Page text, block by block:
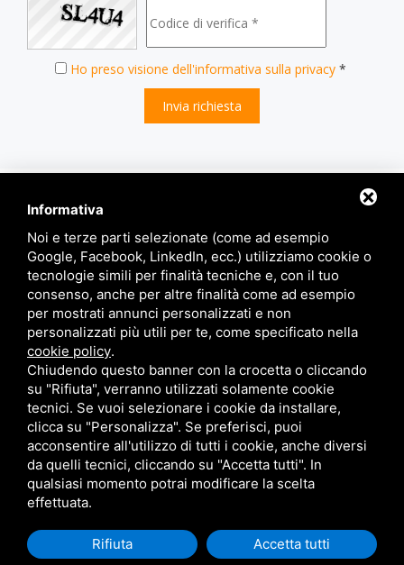
Ho preso visione dell'informativa sulla privacy*
Invia richiesta
ALTRI
“ Hai bisogno di risposte? Consulta
la nostra sezione FAQ ”
vai alle Faq
Marzocchi Macchine srlCorso Italia, 506 - 44047 Terre del reno (FE) -
+39 320 3884726 - info@marzocchimacchine.it - p.iva 01899680381
Privacy| sitemap
Informativa
Noi e terze parti selezionate (come ad esempio
Google, Facebook, LinkedIn, ecc.) utilizziamo cookie o
tecnologie simili per finalità tecniche e, con il tuo
consenso, anche per altre finalità come ad esempio
per mostrati annunci personalizzati e non
personalizzati più utili per te, come specificato nella
cookie policy.
Chiudendo questo banner con la crocetta o cliccando
su "Rifiuta", verranno utilizzati solamente cookie
tecnici. Se vuoi selezionare i cookie da installare,
clicca su "Personalizza". Se preferisci, puoi
acconsentire all'utilizzo di tutti i cookie, anche diversi
da quelli tecnici, cliccando su "Accetta tutti". In
qualsiasi momento potrai modificare la scelta
effettuata.
Rifiuta Accetta tutti